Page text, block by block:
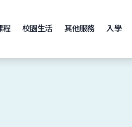
程 校園生活 其他服務 入學